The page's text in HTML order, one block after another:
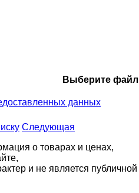
Выберите файл
данных
Следующая
о товарах и ценах,
и не является публичной